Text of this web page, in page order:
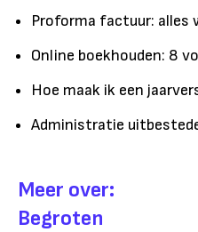
Proforma factuur: alles
Online boekhouden: 8
Hoe maak ik een
Administratie
Meer over:
Begroten